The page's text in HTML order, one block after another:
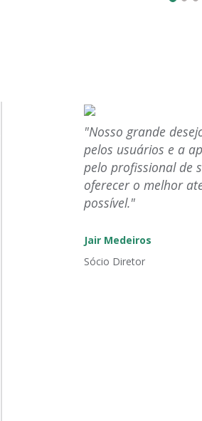
"Nosso grande
pelos usuários e a
pelo profissional de
oferecer o melhor
possível."
Jair Medeiros
Sócio Diretor